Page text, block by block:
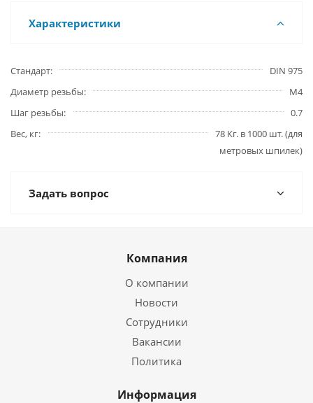
Характеристики
Стандарт
DIN 975
Диаметр резьбы
М4
Шаг резьбы
0.7
Вес, кг
78 Кг. в 1000 шт. (для
метровых шпилек)
Задать вопрос
Компания
О компании
Новости
Сотрудники
Вакансии
Политика
Информация